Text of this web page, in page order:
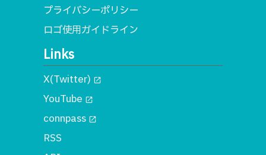
プライバシーポリシー
ロゴ使用ガイドライン
Links
X(Twitter) open_in_new
YouTube open_in_new
connpass open_in_new
RSS